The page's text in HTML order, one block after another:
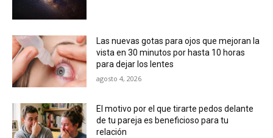
Las nuevas gotas para ojos que mejoran la
vista en 30 minutos por hasta 10 horas
para dejar los lentes
agosto 4, 2026
El motivo por el que tirarte pedos delante
de tu pareja es beneficioso para tu
relación